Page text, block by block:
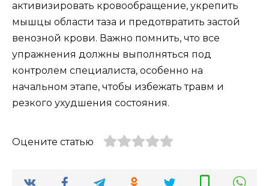
активизировать кровообращение, укрепить
мышцы области таза и предотвратить застой
венозной крови. Важно помнить, что все
упражнения должны выполняться под
контролем специалиста, особенно на
начальном этапе, чтобы избежать травм и
резкого ухудшения состояния.
Оцените статью